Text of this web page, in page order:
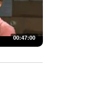
00:47:00